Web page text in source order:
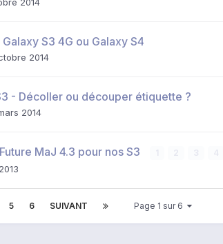
S3 4G ou Galaxy S4
2014
- Décoller ou découper étiquette ?
2014
MaJ 4.3 pour nos S3
5 6 SUIVANT Page 1 sur 6